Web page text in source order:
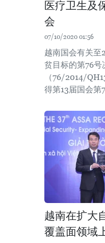
医疗卫生及
会
07/10/2020 01:56
越南国会有关
贫目标的第76号
（76/2014/
得第13届国会第
越南在扩大
覆盖面领域